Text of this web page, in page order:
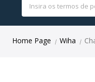
Home Page | Wiha |